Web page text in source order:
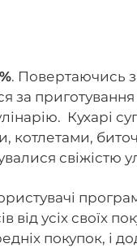
. Повертаючись
за
Кухарі
котлетами,
свіжістю
усіх своїх
покупок, і